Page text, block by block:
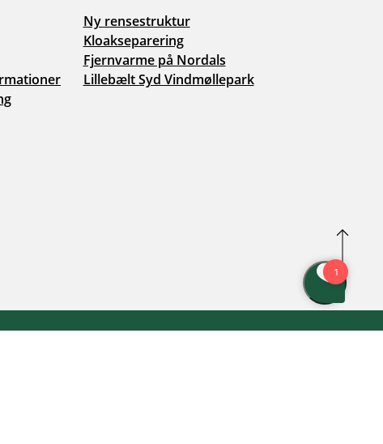
Ny rensestruktur
Kloakseparering
Fjernvarme på Nordals
Lillebælt Syd Vindmøllepark